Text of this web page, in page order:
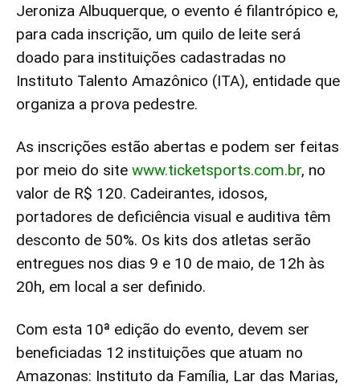
Jeroniza Albuquerque, o evento é filantrópico e,
para cada inscrição, um quilo de leite será
doado para instituições cadastradas no
Instituto Talento Amazônico (ITA), entidade que
organiza a prova pedestre.
As inscrições estão abertas e podem ser feitas
por meio do site www.ticketsports.com.br, no
valor de R$ 120. Cadeirantes, idosos,
portadores de deficiência visual e auditiva têm
desconto de 50%. Os kits dos atletas serão
entregues nos dias 9 e 10 de maio, de 12h às
20h, em local a ser definido.
Com esta 10ª edição do evento, devem ser
beneficiadas 12 instituições que atuam no
Amazonas: Instituto da Família, Lar das Marias,